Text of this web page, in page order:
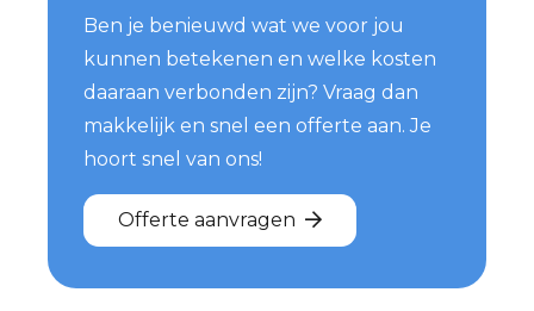
Ben je benieuwd wat we voor jou
kunnen betekenen en welke kosten
daaraan verbonden zijn? Vraag dan
makkelijk en snel een offerte aan. Je
hoort snel van ons!
Offerte aanvragen